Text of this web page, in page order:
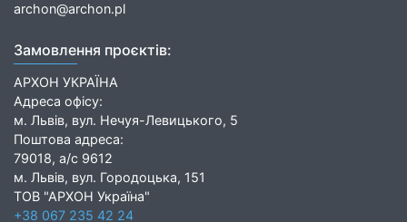
archon@archon.pl
Замовлення проєктів:
АРХОН УКРАЇНА
Адреса офісу:
м. Львів, вул. Нечуя-Левицького, 5
Поштова адреса:
79018, а/с 9612
м. Львів, вул. Городоцька, 151
ТОВ "АРХОН Україна"
+38 067 235 42 24